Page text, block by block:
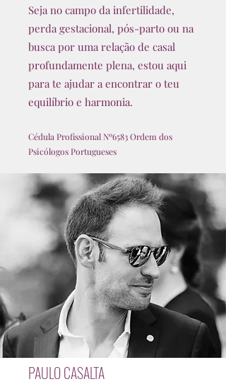
Seja no campo da infertilidade,
perda gestacional, pós-parto ou na
busca por uma relação de casal
profundamente plena, estou aqui
para te ajudar a encontrar o teu
equilíbrio e harmonia.
Cédula Profissional Nº6583 Ordem dos
Psicólogos Portugueses
PAULO CASALTA